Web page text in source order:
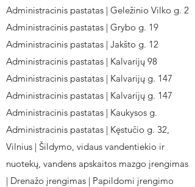
Administracinis pastatas | Geležinio Vilko g. 2
Administracinis pastatas | Grybo g. 19
Administracinis pastatas | Jakšto g. 12
Administracinis pastatas | Kalvarijų 98
Administracinis pastatas | Kalvarijų g. 147
Administracinis pastatas | Kalvarijų g. 147
Administracinis pastatas | Kaukysos g.
Administracinis pastatas | Kęstučio g. 32,
Vilnius | Šildymo, vidaus vandentiekio ir
nuotekų, vandens apskaitos mazgo įrengimas
| Drenažo įrengimas | Papildomi įrengimo